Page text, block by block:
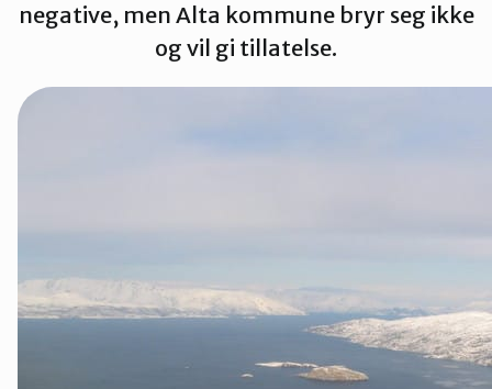
Stilla og Vest-Finnmark
negative, men Alta kommune bryr seg ikke
og vil gi tillatelse.